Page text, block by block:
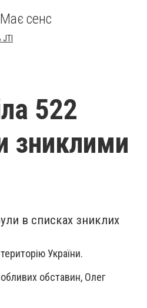
сенс
JTI
522
зниклими
в списках зниклих
України.
обставин, Олег